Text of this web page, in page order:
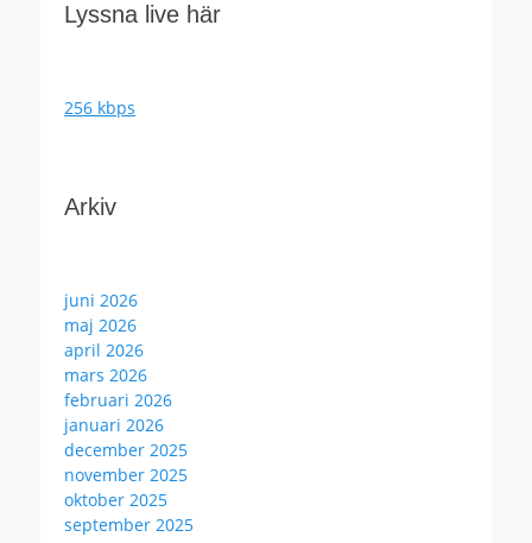
Lyssna live här
256 kbps
Arkiv
juni 2026
maj 2026
april 2026
mars 2026
februari 2026
januari 2026
december 2025
november 2025
oktober 2025
september 2025